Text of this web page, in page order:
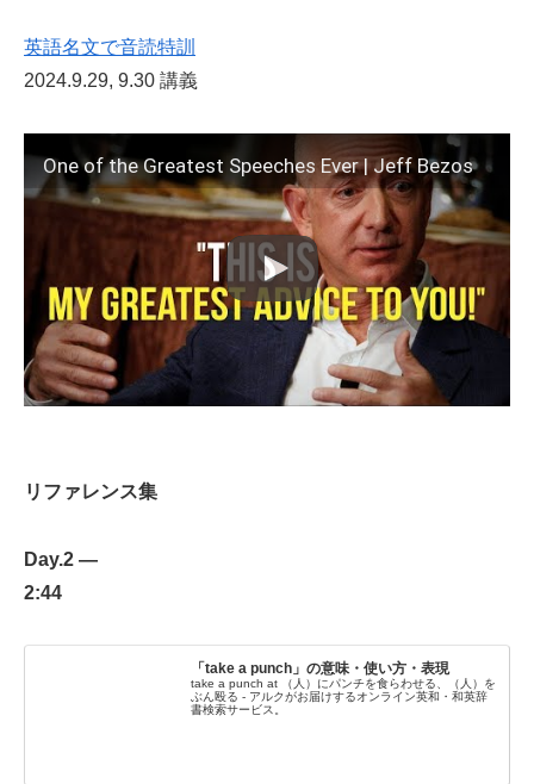
英語名文で音読特訓
2024.9.29, 9.30 講義
One of the Greatest Speeches Ever | Jeff Bezos
リファレンス集
Day.2 —
2:44
「take a punch」の意味・使い方・表現
take a punch at （人）にパンチを食らわせる、（人）を
ぶん殴る - アルクがお届けするオンライン英和・和英辞
書検索サービス。